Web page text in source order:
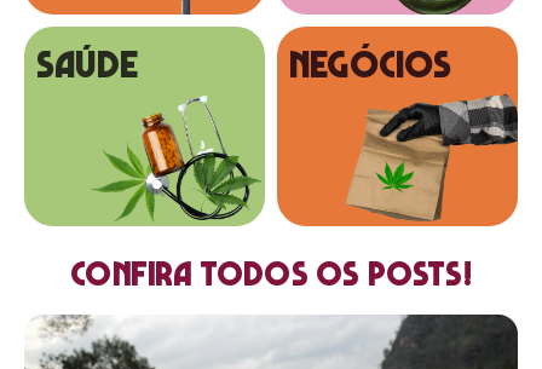
SAÚDE NEGÓCIOS
Confira todos os posts!